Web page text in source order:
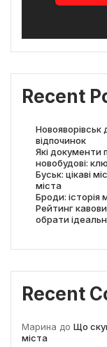
Recent
Новояворівськ
відпочинок
Які документи
новобудові:
Буськ: цікаві
міста
Броди: історія
Рейтинг
обрати
Recent
Марина до Що
міста